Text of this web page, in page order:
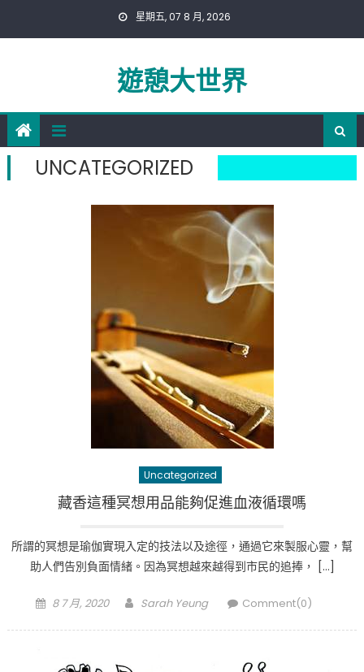
星期五, 07 8 月, 2026
遊憩大世界
UNCATEGORIZED
Uncategorized
藏香這種冥想用品能夠促進血液循環嗎
所謂的冥想是瑜伽實現入定的技法以及途徑，通過它來製服心靈，幫
助人們告別負面情緒。因為冥想越來越得到市民的追捧， […]
Posted
8 7 月, 2020 Author
Sarah Yeung Comment(0)